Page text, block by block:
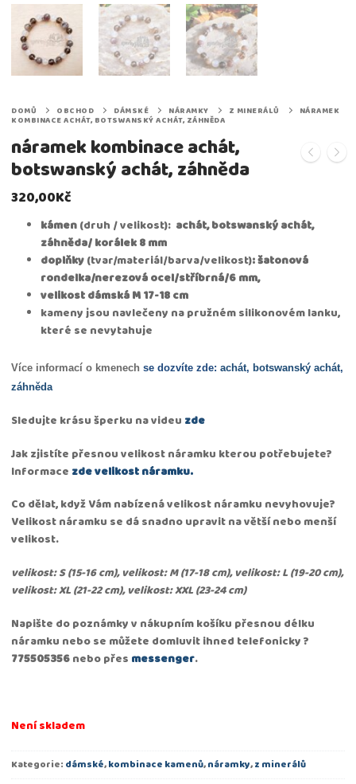
DOMŮ OBCHOD DÁMSKÉ NÁRAMKY Z MINERÁLŮ NÁRAMEK
KOMBINACE ACHÁT, BOTSWANSKÝ ACHÁT, ZÁHNĚDA
náramek kombinace achát,
botswanský achát, záhněda
320,00Kč
kámen(druh / velikost): achát, botswanský achát,
záhněda/ korálek 8 mm
doplňky(tvar/materiál/barva/velikost):šatonová
rondelka/nerezová ocel/stříbrná/6 mm,
velikostdámská M 17-18 cm
kameny jsou navlečeny na pružném silikonovém lanku,
které se nevytahuje
Více informací o kmenech se dozvíte zde: achát, botswanský achát,
záhněda
Sledujte krásu šperku na videu zde
Jak zjistíte přesnou velikost náramku kterou potřebujete?
Informace zde velikost náramku.
Co dělat, když Vám nabízená velikost náramku nevyhovuje?
Velikost náramku se dá snadno upravit na větší nebo menší
velikost.
velikost: S (15-16 cm), velikost: M (17-18 cm), velikost: L (19-20 cm),
velikost: XL (21-22 cm), velikost: XXL (23-24 cm)
Napište do poznámky v nákupním košíku přesnou délku
náramku nebo se můžete domluvit ihned telefonicky ?
775505356nebo přes messenger.
Není skladem
Kategorie: dámské,kombinace kamenů,náramky,z minerálů